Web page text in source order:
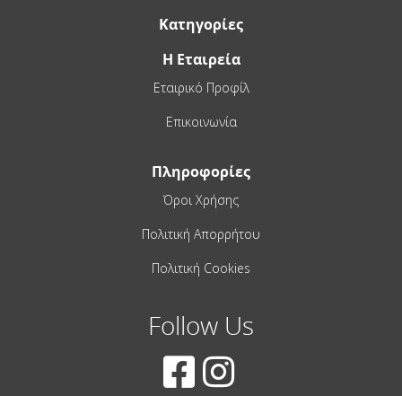
Κατηγορίες
Η Εταιρεία
Εταιρικό Προφίλ
Επικοινωνία
Πληροφορίες
Όροι Χρήσης
Πολιτική Απορρήτου
Πολιτική Cookies
Follow Us